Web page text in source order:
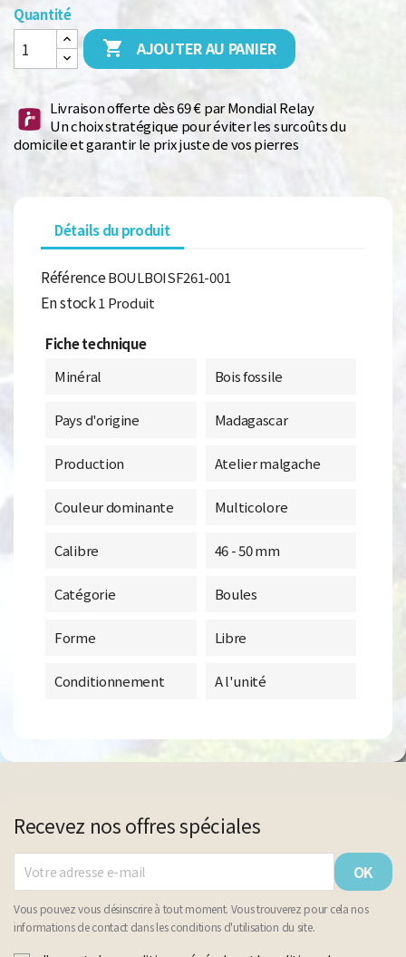
Quantité
 AJOUTER AU PANIER
Livraison offerte dès 69 € par Mondial Relay
Un choix stratégique pour éviter les surcoûts du
domicile et garantir le prix juste de vos pierres
Détails du produit
RéférenceBOULBOISF261-001
En stock1 Produit
Fiche technique
Minéral
Bois fossile
Pays d'origine Madagascar
Production Atelier malgache
Couleur dominante Multicolore
Calibre 46 - 50 mm
Catégorie Boules
Forme Libre
Conditionnement A l'unité
Recevez nos offres spéciales
Vous pouvez vous désinscrire à tout moment. Vous trouverez pour cela nos
informations de contact dans les conditions d'utilisation du site.